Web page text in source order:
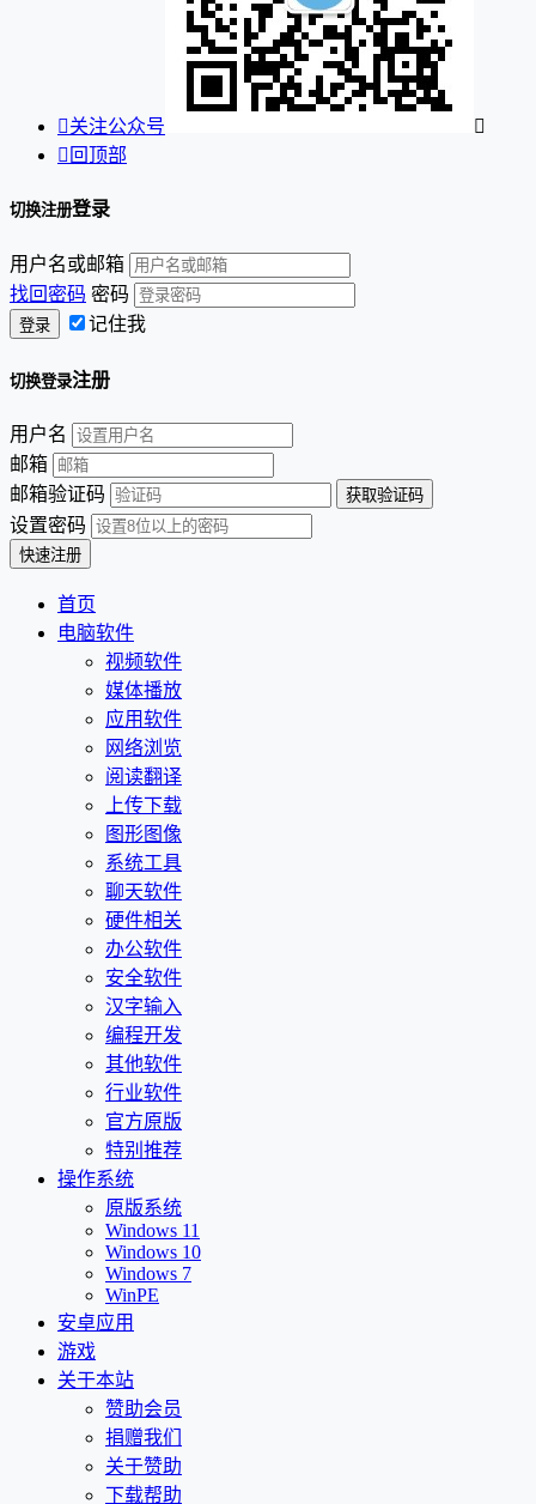
关注公众号

 回顶部
切换注册登录
用户名或邮箱
找回密码 密码
记住我
切换登录注册
用户名
邮箱
邮箱验证码
设置密码
首页
电脑软件
视频软件
媒体播放
应用软件
网络浏览
阅读翻译
上传下载
图形图像
系统工具
聊天软件
硬件相关
办公软件
安全软件
汉字输入
编程开发
其他软件
行业软件
官方原版
特别推荐
操作系统
原版系统
Windows 11
Windows 10
Windows 7
WinPE
安卓应用
游戏
关于本站
赞助会员
捐赠我们
关于赞助
下载帮助